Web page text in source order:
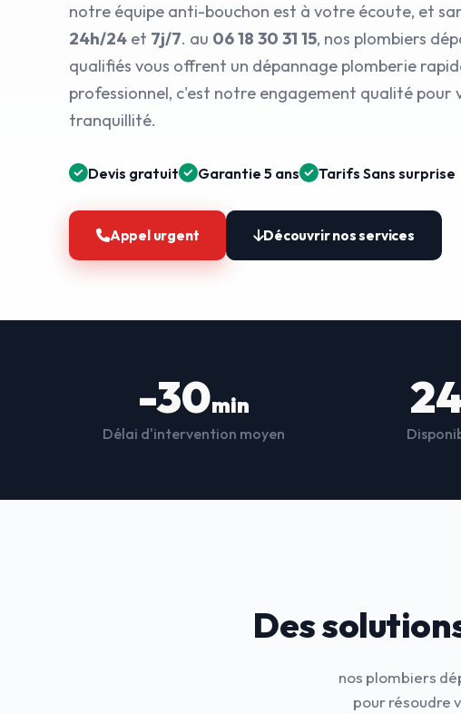
notre équipe anti-bouchon est à votre écoute, et
24h/24 et 7j/7. au 06 18 30 31 15, nos plombiers
qualifiés vous offrent un dépannage plomberie
professionnel, c'est notre engagement qualité pour
tranquillité.
Devis gratuit Garantie 5 ans Tarifs Sans surprise
Appel urgent Découvrir nos services
-30min
Délai d'intervention moyen
Des
nos plombiers
pour résoudre